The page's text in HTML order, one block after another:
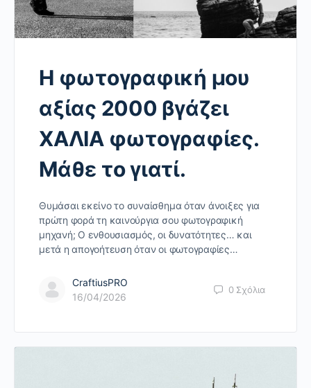
Η φωτογραφική μου
αξίας 2000 βγάζει
ΧΑΛΙΑ φωτογραφίες.
Μάθε το γιατί.
Θυμάσαι εκείνο το συναίσθημα όταν άνοιξες για
πρώτη φορά τη καινούργια σου φωτογραφική
μηχανή; Ο ενθουσιασμός, οι δυνατότητες… και
μετά η απογοήτευση όταν οι φωτογραφίες…
CraftiusPRO
16/04/2026
0 Σχόλια